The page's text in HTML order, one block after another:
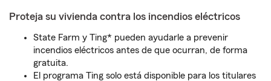
Proteja su vivienda contra los incendios eléctricos
State Farm y Ting* pueden ayudarle a prevenir
incendios eléctricos antes de que ocurran, de forma
gratuita.
El programa Ting solo está disponible para los titulares